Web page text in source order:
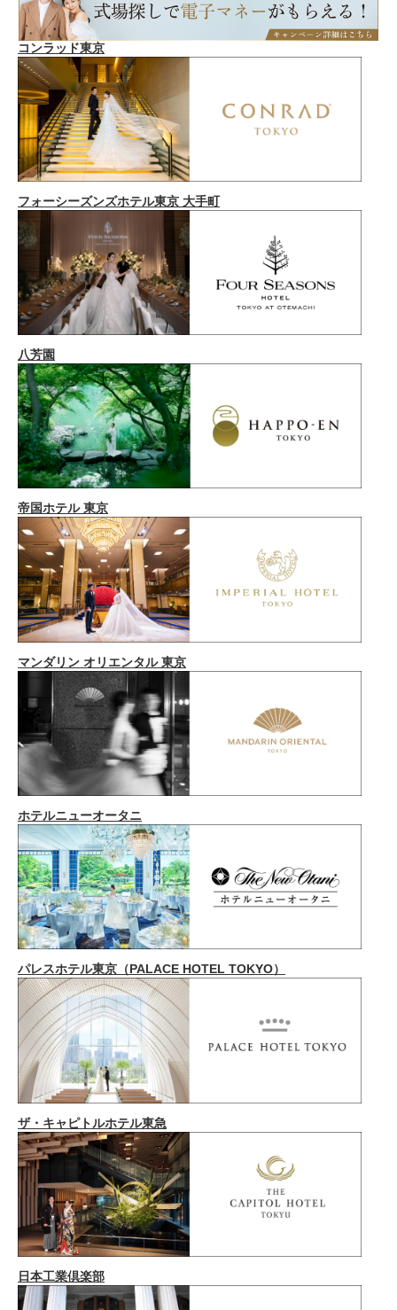
コンラッド東京
フォーシーズンズホテル東京 大手町
八芳園
帝国ホテル 東京
マンダリン オリエンタル 東京
ホテルニューオータニ
パレスホテル東京（PALACE HOTEL TOKYO）
ザ・キャピトルホテル東急
日本工業倶楽部